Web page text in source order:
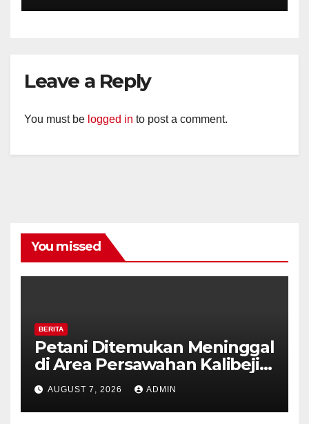
Diajak Aktifkan Ronda
Leave a Reply
You must be logged in to post a comment.
You missed
BERITA
Petani Ditemukan Meninggal
di Area Persawahan Kalibeji,
Polisi Pastikan Tidak Ada
Tanda Kekerasan
AUGUST 7, 2026 ADMIN